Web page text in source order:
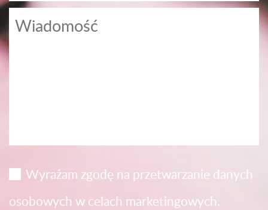
Wyrażam zgodę na przetwarzanie danych
osobowych w celach marketingowych.